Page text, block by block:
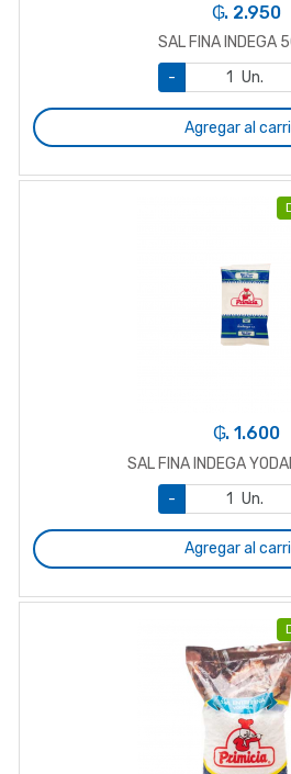
₲. 2.950
SAL FINA INDEGA
-
Un.
Agregar al
₲. 1.600
SAL FINA INDEGA
-
Un.
Agregar al